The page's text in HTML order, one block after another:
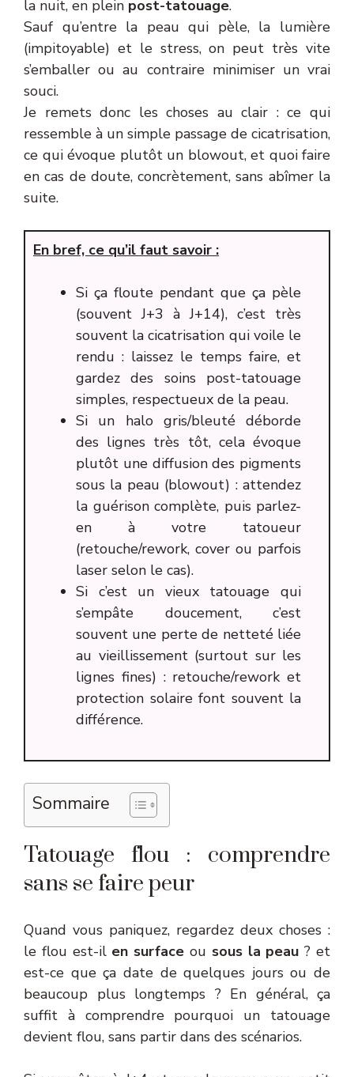
la nuit, en plein post-tatouage.
Sauf qu’entre la peau qui pèle, la lumière
(impitoyable) et le stress, on peut très vite
s’emballer ou au contraire minimiser un vrai
souci.
Je remets donc les choses au clair : ce qui
ressemble à un simple passage de cicatrisation,
ce qui évoque plutôt un blowout, et quoi faire
en cas de doute, concrètement, sans abîmer la
suite.
En bref, ce qu’il faut savoir :
Si ça floute pendant que ça pèle
(souvent J+3 à J+14), c’est très
souvent la cicatrisation qui voile le
rendu : laissez le temps faire, et
gardez des soins post-tatouage
simples, respectueux de la peau.
Si un halo gris/bleuté déborde
des lignes très tôt, cela évoque
plutôt une diffusion des pigments
sous la peau (blowout) : attendez
la guérison complète, puis parlez-
en à votre tatoueur
(retouche/rework, cover ou parfois
laser selon le cas).
Si c’est un vieux tatouage qui
s’empâte doucement, c’est
souvent une perte de netteté liée
au vieillissement (surtout sur les
lignes fines) : retouche/rework et
protection solaire font souvent la
différence.
Sommaire
Tatouage flou : comprendre
sans se faire peur
Quand vous paniquez, regardez deux choses :
le flou est-il en surface ou sous la peau ? et
est-ce que ça date de quelques jours ou de
beaucoup plus longtemps ? En général, ça
suffit à comprendre pourquoi un tatouage
devient flou, sans partir dans des scénarios.